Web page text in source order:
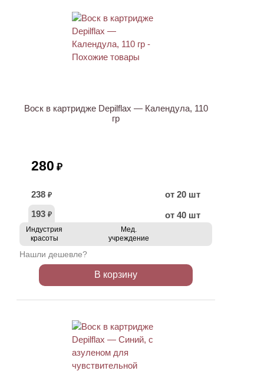
Воск в картридже Depilflax — Календула, 110
гр
280 ₽
238 ₽
от 20 шт
193 ₽ от 40 шт
Индустрия
красоты
Мед.
учреждение
Нашли дешевле?
В корзину